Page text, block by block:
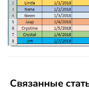
Связанные